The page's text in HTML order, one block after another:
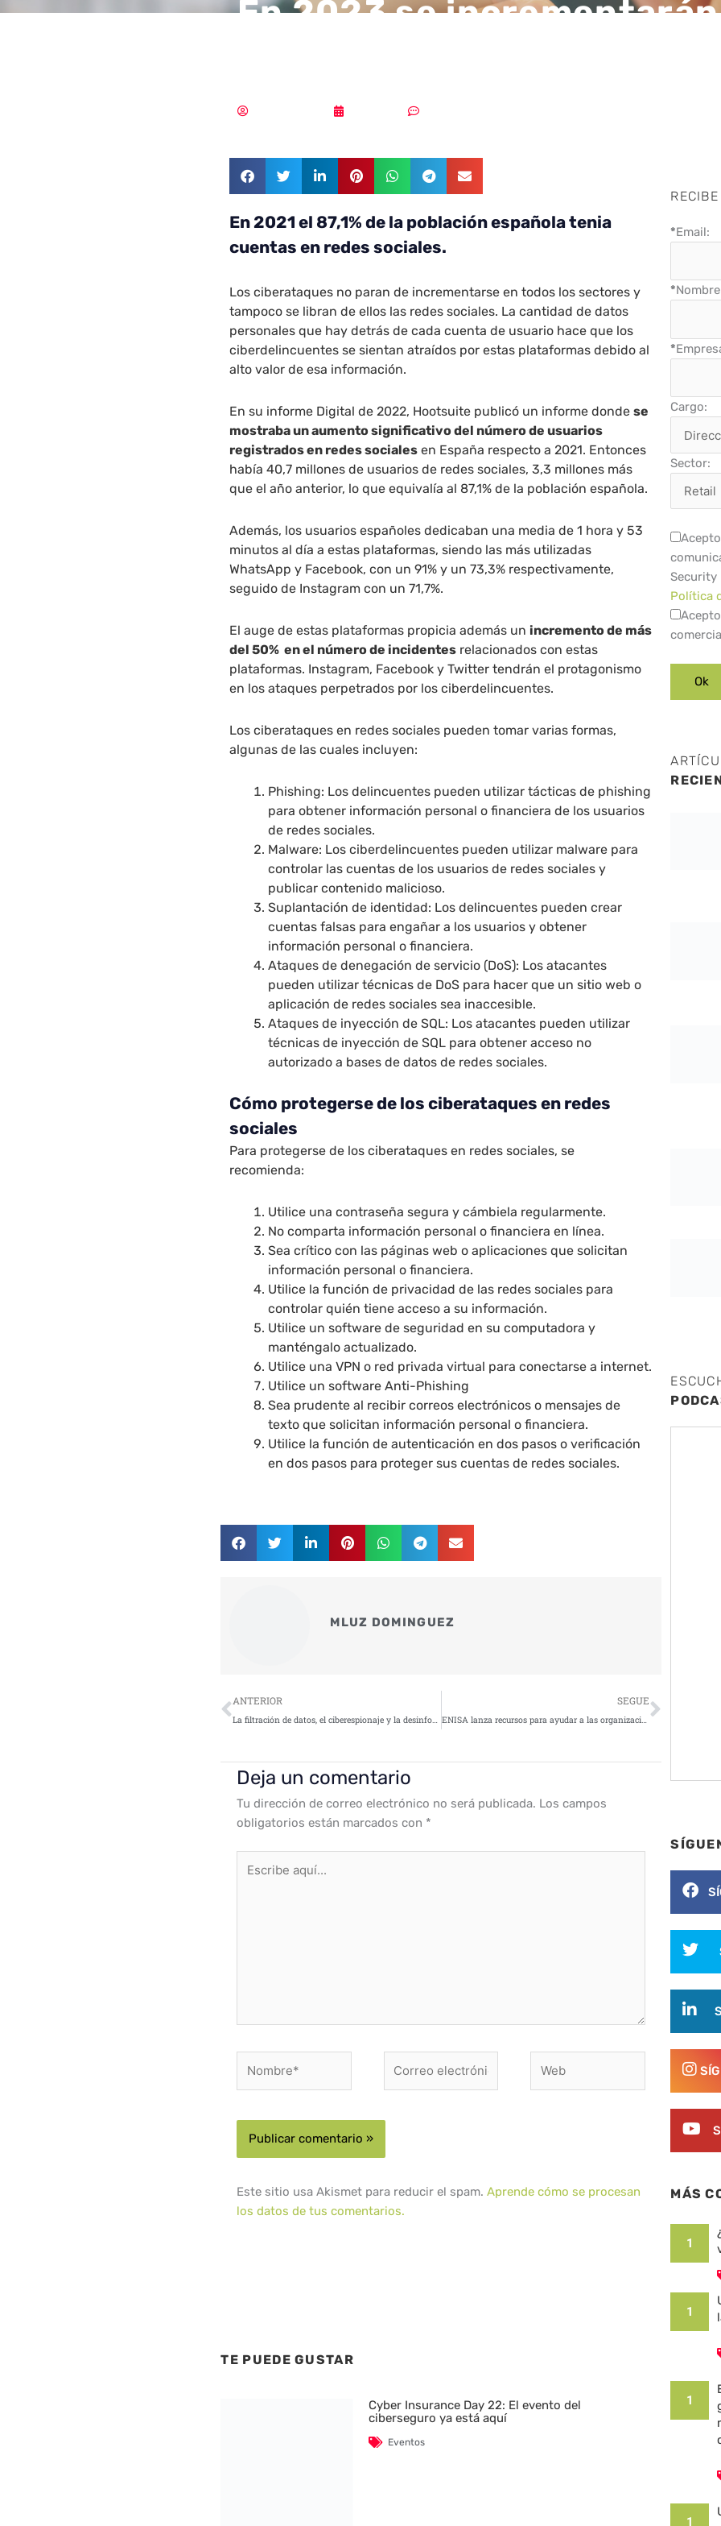
En 2023 se
En 2021 el 87,1% de la población española tenia
cuentas en redes sociales.
Los ciberataques no paran de incrementarse en todos los sectores y
tampoco se libran de ellos las redes sociales. La cantidad de datos
personales que hay detrás de cada cuenta de usuario hace que los
ciberdelincuentes se sientan atraídos por estas plataformas debido al
alto valor de esa información.
En su informe Digital de 2022, Hootsuite publicó un informe dondese
mostraba un aumento significativo del número de usuarios
registrados en redes sociales en España respecto a 2021. Entonces
había 40,7 millones de usuarios de redes sociales, 3,3 millones más
que el año anterior, lo que equivalía al 87,1% de la población española.
Además, los usuarios españoles dedicaban una media de 1 hora y 53
minutos al día a estas plataformas, siendo las más utilizadas
WhatsApp y Facebook, con un 91% y un 73,3% respectivamente,
seguido de Instagram con un 71,7%.
El auge de estas plataformas propicia además un incremento de más
del 50% en el número de incidentes relacionados con estas
plataformas. Instagram, Facebook y Twitter tendrán el protagonismo
en los ataques perpetrados por los ciberdelincuentes.
Los ciberataques en redes sociales pueden tomar varias formas,
algunas de las cuales incluyen:
Phishing: Los delincuentes pueden utilizar tácticas de phishing
para obtener información personal o financiera de los usuarios
de redes sociales.
Malware: Los ciberdelincuentes pueden utilizar malware para
controlar las cuentas de los usuarios de redes sociales y
publicar contenido malicioso.
Suplantación de identidad: Los delincuentes pueden crear
cuentas falsas para engañar a los usuarios y obtener
información personal o financiera.
Ataques de denegación de servicio (DoS): Los atacantes
pueden utilizar técnicas de DoS para hacer que un sitio web o
aplicación de redes sociales sea inaccesible.
Ataques de inyección de SQL: Los atacantes pueden utilizar
técnicas de inyección de SQL para obtener acceso no
autorizado a bases de datos de redes sociales.
Cómo protegerse de los ciberataques en redes
sociales
Para protegerse de los ciberataques en redes sociales, se
recomienda:
Utilice una contraseña segura y cámbiela regularmente.
No comparta información personal o financiera en línea.
Sea crítico con las páginas web o aplicaciones que solicitan
información personal o financiera.
Utilice la función de privacidad de las redes sociales para
controlar quién tiene acceso a su información.
Utilice un software de seguridad en su computadora y
manténgalo actualizado.
Utilice una VPN o red privada virtual para conectarse a internet.
Utilice un software Anti-Phishing
Sea prudente al recibir correos electrónicos o mensajes de
texto que solicitan información personal o financiera.
Utilice la función de autenticación en dos pasos o verificación
en dos pasos para proteger sus cuentas de redes sociales.
MLUZ DOMINGUEZ
Ant
ANTERIOR
La filtración de datos, el ciberespionaje y la desinformación impulsada por Inteligencia Artificial, principales ciberamenazas en 2023
SEGUE
ENISA lanza recursos para ayudar a las organizaciones a concienciar en Ciberseguridad
Deja un comentario
Tu dirección de correo electrónico no será publicada. Los campos
obligatorios están marcados con *
aquí...
electrónico*
Este sitio usa Akismet para reducir el spam.Aprende cómo se procesan
los datos de tus comentarios.
TE PUEDE GUSTAR
Cyber Insurance Day 22: El evento del
ciberseguro ya está aquí
Eventos
*Email:
*
*
Cargo:
Sector:
Security
Política
MÁS
1
1
1
1